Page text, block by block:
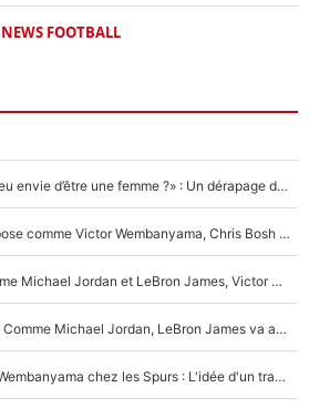
NEWS FOOTBALL
«LeBron James, as-tu déjà eu envie d’être une femme ?» : Un dérapage de Donald Trump sur la superstar de la NBA refait surface
NBA - Victime d'une thrombose comme Victor Wembanyama, Chris Bosh prévient le Français des risques sur sa santé : «J’ai failli mourir sur le coup et j’ai été ramené à la vie»
De la NBA au cinéma : Comme Michael Jordan et LeBron James, Victor Wembanyama rêve d'une carrière d'acteur !
The Last Dance sur Netflix : Comme Michael Jordan, LeBron James va avoir le droit à sa série !
Stephen Curry avec Victor Wembanyama chez les Spurs : L'idée d'un trade historique est lancée en NBA !